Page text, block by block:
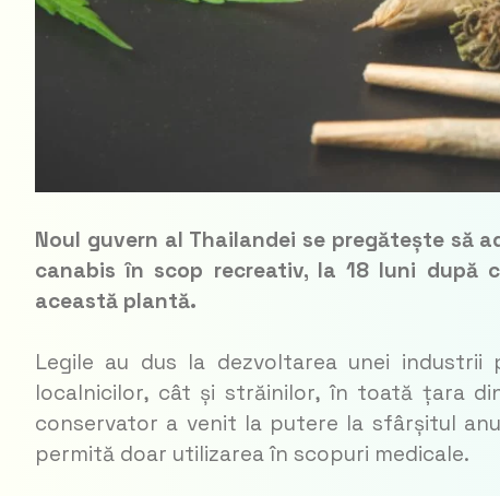
Noul guvern al Thailandei se pregătește să
canabis în scop recreativ, la 18 luni după
această plantă.
Legile au dus la dezvoltarea unei
localnicilor, cât și străinilor, în toată țara
conservator a venit la putere la sfârșitul
permită doar utilizarea în scopuri medicale.